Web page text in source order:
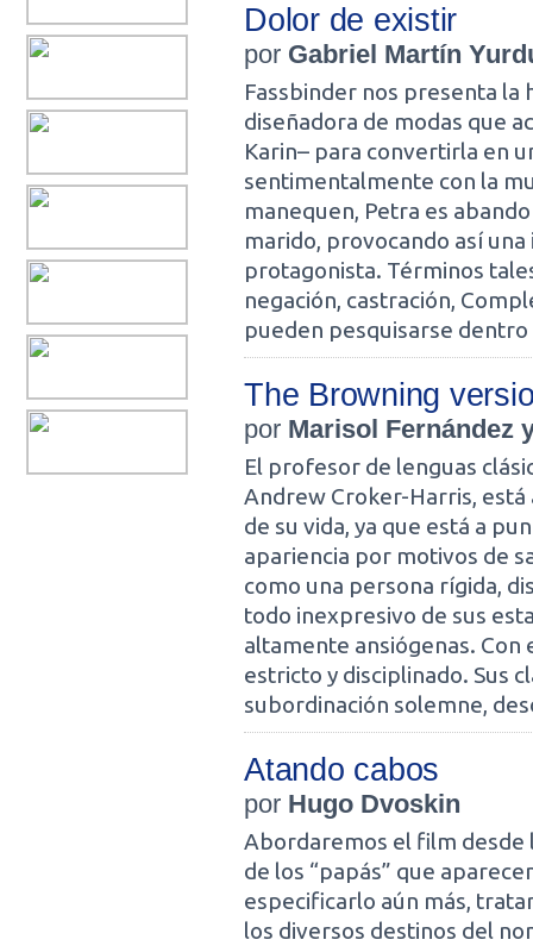
Dolor de existir
por Gabriel Martín
Fassbinder nos presenta la
diseñadora de modas que
Karin– para convertirla en
sentimentalmente con la
manequen, Petra es
marido, provocando así
protagonista. Términos
negación, castración,
pueden pesquisarse
The Browning
por Marisol Fernández
El profesor de lenguas
Andrew Croker-Harris,
de su vida, ya que está a
apariencia por motivos de
como una persona rígida,
todo inexpresivo de sus
altamente ansiógenas.
estricto y disciplinado. Sus
subordinación solemne,
Atando cabos
por Hugo Dvoskin
Abordaremos el film desde
de los “papás” que
especificarlo aún más,
los diversos destinos del